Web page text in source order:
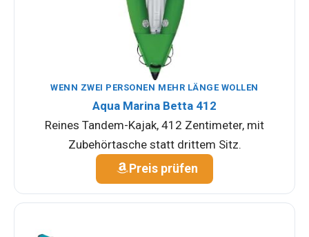
WENN ZWEI PERSONEN MEHR LÄNGE WOLLEN
Aqua Marina Betta 412
Reines Tandem-Kajak, 412 Zentimeter, mit
Zubehörtasche statt drittem Sitz.
Preis prüfen